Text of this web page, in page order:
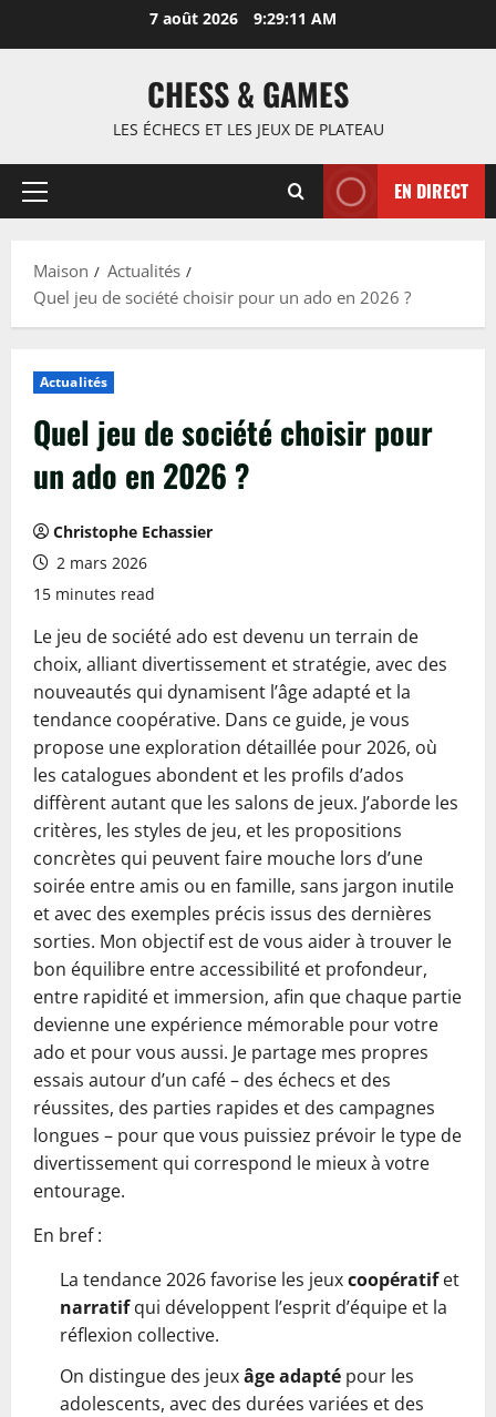
7 août 2026 9:29:12 AM
CHESS & GAMES
LES ÉCHECS ET LES JEUX DE PLATEAU
Menu
EN DIRECT
Maison
Actualités
Quel jeu de société choisir pour un ado en 2026 ?
Actualités
Quel jeu de société choisir pour
un ado en 2026 ?
Christophe Echassier
2 mars 2026
15 minutes read
Le jeu de société ado est devenu un terrain de
choix, alliant divertissement et stratégie, avec des
nouveautés qui dynamisent l’âge adapté et la
tendance coopérative. Dans ce guide, je vous
propose une exploration détaillée pour 2026, où
les catalogues abondent et les profils d’ados
diffèrent autant que les salons de jeux. J’aborde les
critères, les styles de jeu, et les propositions
concrètes qui peuvent faire mouche lors d’une
soirée entre amis ou en famille, sans jargon inutile
et avec des exemples précis issus des dernières
sorties. Mon objectif est de vous aider à trouver le
bon équilibre entre accessibilité et profondeur,
entre rapidité et immersion, afin que chaque partie
devienne une expérience mémorable pour votre
ado et pour vous aussi. Je partage mes propres
essais autour d’un café – des échecs et des
réussites, des parties rapides et des campagnes
longues – pour que vous puissiez prévoir le type de
divertissement qui correspond le mieux à votre
entourage.
En bref :
La tendance 2026 favorise les jeuxcoopératifet
narratifqui développent l’esprit d’équipe et la
réflexion collective.
On distingue des jeuxâge adapté pour les
adolescents, avec des durées variées et des